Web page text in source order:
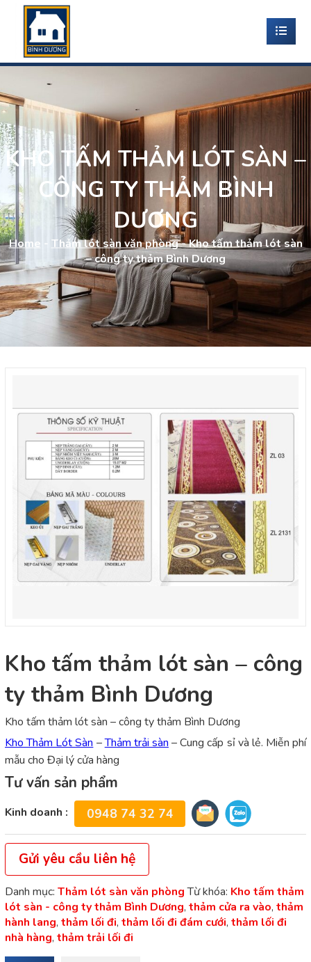
KHO TẤM THẢM LÓT SÀN –
CÔNG TY THẢM BÌNH
DƯƠNG
Home - Thảm lót sàn văn phòng-Kho tấm thảm lót sàn
– công ty thảm Bình Dương
Kho tấm thảm lót sàn – công
ty thảm Bình Dương
Kho tấm thảm lót sàn – công ty thảm Bình Dương
Kho Thảm Lót Sàn –Thảm trải sàn – Cung cấp sỉ và lẻ. Miễn phí
mẫu cho Đại lý cửa hàng
Tư vấn sản phẩm
Kinh doanh : 0948 74 32 74
Gửi yêu cầu liên hệ
Danh mục: Thảm lót sàn văn phòng Từ khóa: Kho tấm thảm
lót sàn - công ty thảm Bình Dương, thảm cửa ra vào, thảm
hành lang, thảm lối đi, thảm lối đi đám cưới, thảm lối đi
nhà hàng, thảm trải lối đi